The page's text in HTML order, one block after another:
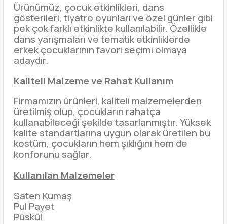
Ürünümüz, çocuk etkinlikleri, dans
gösterileri, tiyatro oyunları ve özel günler gibi
pek çok farklı etkinlikte kullanılabilir. Özellikle
dans yarışmaları ve tematik etkinliklerde
erkek çocuklarının favori seçimi olmaya
adaydır.
Kaliteli Malzeme ve Rahat Kullanım
Firmamızın ürünleri, kaliteli malzemelerden
üretilmiş olup, çocukların rahatça
kullanabileceği şekilde tasarlanmıştır. Yüksek
kalite standartlarına uygun olarak üretilen bu
kostüm, çocukların hem şıklığını hem de
konforunu sağlar.
Kullanılan Malzemeler
Saten Kumaş
Pul Payet
Püskül